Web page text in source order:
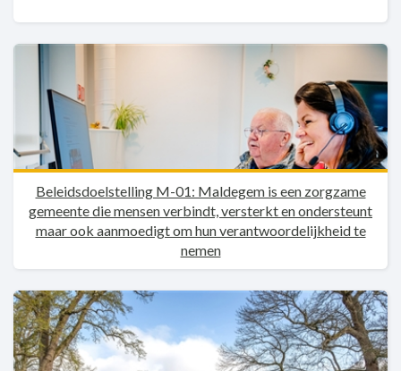
Beleidsdoelstelling M-01: Maldegem is een zorgzame
gemeente die mensen verbindt, versterkt en ondersteunt
maar ook aanmoedigt om hun verantwoordelijkheid te
nemen